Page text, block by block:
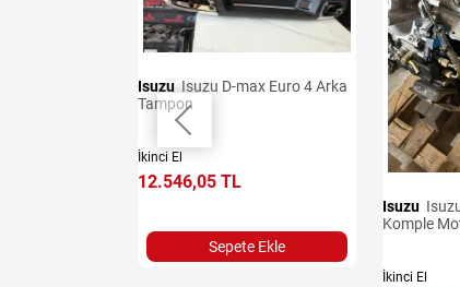
Isuzu
Tampon
İkinci El
12.546,05 TL
Sepete Ekle
Isuzu
Komple
İkinci El